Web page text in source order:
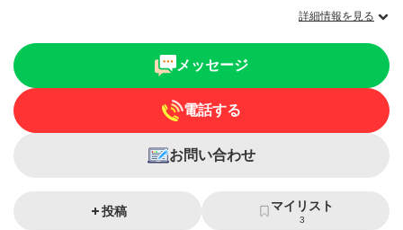
詳細情報を見る
メッセージ
電話する
お問い合わせ
投稿 マイリスト
3